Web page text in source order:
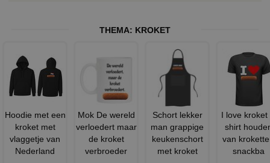
THEMA: KROKET
Hoodie met een
kroket met
vlaggetje van
Nederland
Mok De wereld
verloedert maar
de kroket
verbroeder
Schort lekker
man grappige
keukenschort
met kroket
I love kroket
shirt
van
snackba